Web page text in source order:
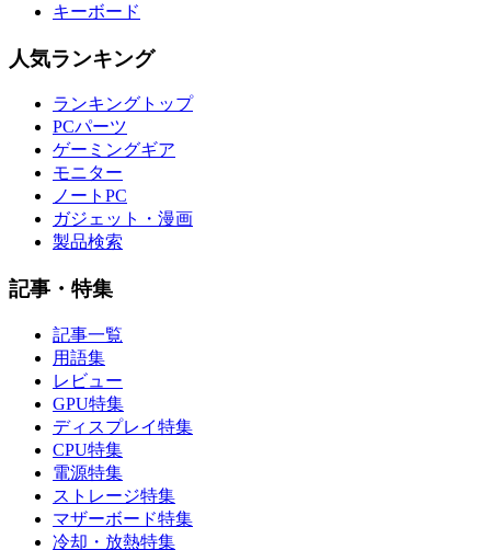
キーボード
人気ランキング
ランキングトップ
PCパーツ
ゲーミングギア
モニター
ノートPC
ガジェット・漫画
製品検索
記事・特集
記事一覧
用語集
レビュー
GPU特集
ディスプレイ特集
CPU特集
電源特集
ストレージ特集
マザーボード特集
冷却・放熱特集